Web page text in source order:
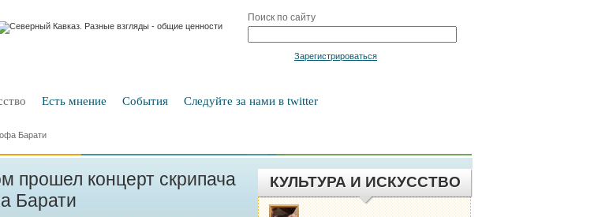
Поиск по сайту
Зарегистрироваться
Есть мнение События Следуйте за нами в twitter
Барати
прошел концерт скрипача
Барати
КУЛЬТУРА И ИСКУССТВО